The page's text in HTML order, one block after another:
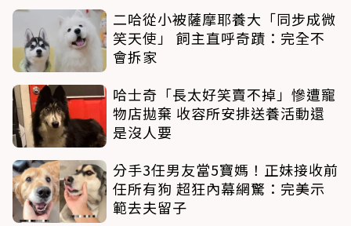
二哈從小被薩摩耶養大「同步成微
笑天使」 飼主直呼奇蹟：完全不
會拆家
哈士奇「長太好笑賣不掉」慘遭寵
物店拋棄 收容所安排送養活動還
是沒人要
分手3任男友當5寶媽！正妹接收前
任所有狗 超狂內幕網驚：完美示
範去夫留子